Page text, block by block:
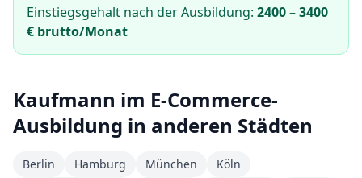
Einstiegsgehalt nach der Ausbildung: 2400–3400
€ brutto/Monat
Kaufmann im E-Commerce-
Ausbildung in anderen Städten
Berlin Hamburg München
Köln